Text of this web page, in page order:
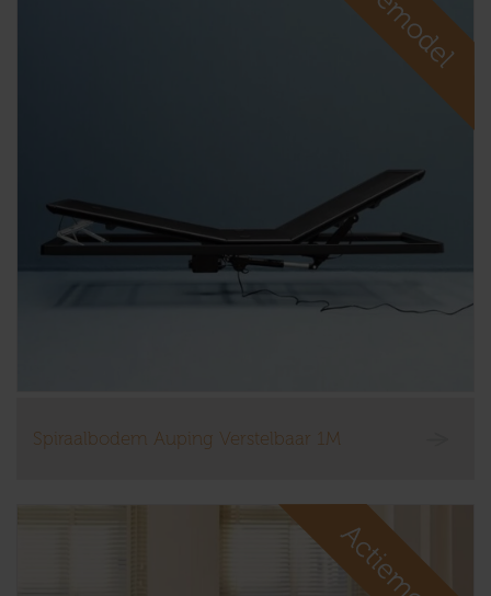
Spiraalbodem Auping Verstelbaar 1M